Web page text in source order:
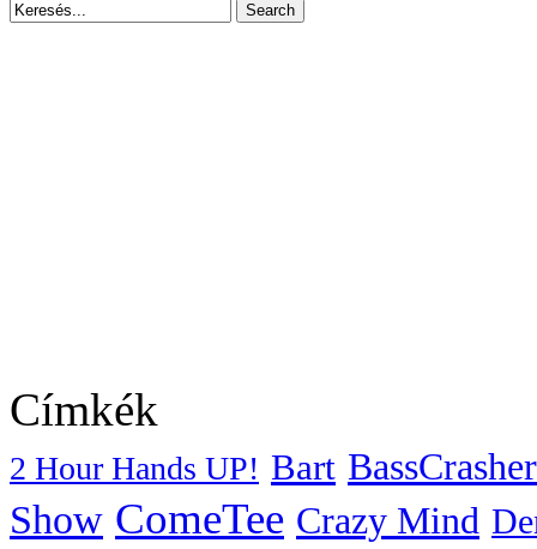
Címkék
2 Hour Hands UP! Bart BassCrasher
Show ComeTee Crazy Mind